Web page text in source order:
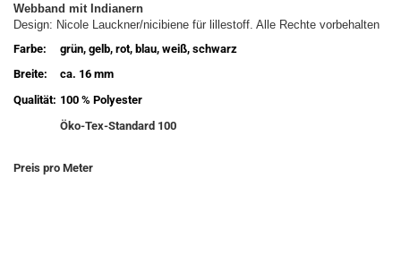
Webband mit Indianern
Design: Nicole Lauckner/nicibiene für lillestoff. Alle Rechte vorbehalten
Farbe:
grün, gelb, rot, blau, weiß, schwarz
Breite:
ca. 16 mm
Qualität: 100 % Polyester
Öko-Tex-Standard 100
Preis pro Meter